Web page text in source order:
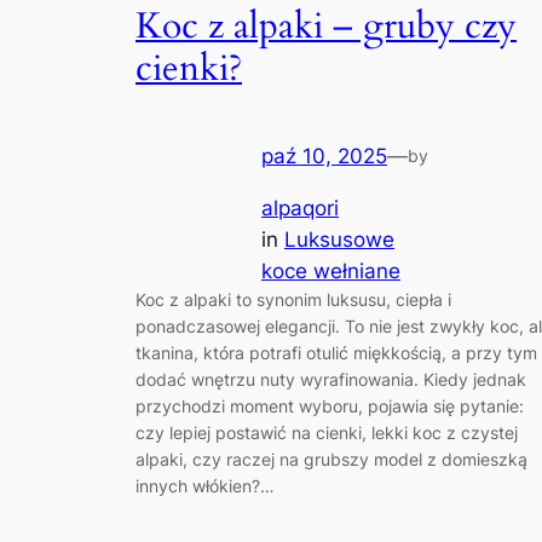
Koc z alpaki – gruby czy
cienki?
paź 10, 2025—by
alpaqori
in Luksusowe
koce wełniane
Koc z alpaki to synonim luksusu, ciepła i
ponadczasowej elegancji. To nie jest zwykły koc,
tkanina, która potrafi otulić miękkością, a przy tym
dodać wnętrzu nuty wyrafinowania. Kiedy jednak
przychodzi moment wyboru, pojawia się pytanie:
czy lepiej postawić na cienki, lekki koc z czystej
alpaki, czy raczej na grubszy model z domieszką
innych włókien?…